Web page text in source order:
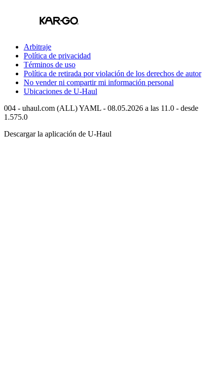
Arbitraje
Política de privacidad
Términos de uso
Política de retirada por violación de los derechos de autor
No vender ni compartir mi información personal
Ubicaciones de U-Haul
004 - uhaul.com (ALL) YAML - 08.05.2026 a las 11.0 - desde
1.575.0
Descargar la aplicación de U-Haul